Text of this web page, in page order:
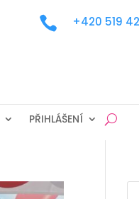
 +420 519
PŘIHLÁŠENÍ